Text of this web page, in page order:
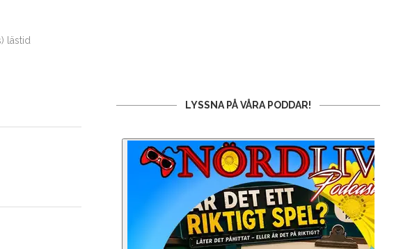
lästid
LYSSNA PÅ VÅRA PODDAR!